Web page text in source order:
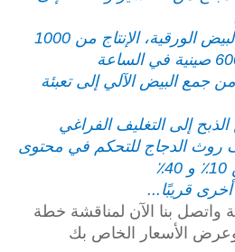
5. معدات تصنيع صواني البيض الورقية، الإنتاج من 1000
جمع البيض الآلي إلى تعبئة
روث الدجاج للتحكم في محتوى
واتصل بنا الآن لمناقشة خطة
الأسعار الخاص بك